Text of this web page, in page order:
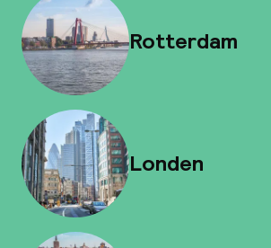
Rotterdam
Londen